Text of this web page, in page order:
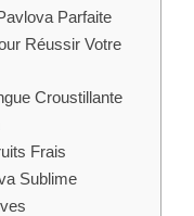
Parfaite
Réussir Votre
Croustillante
Frais
Sublime